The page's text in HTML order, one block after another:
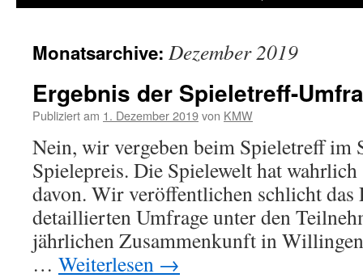
Monatsarchive: Dezember 2019
Ergebnis der Spieletreff-
Publiziert am 1. Dezember 2019von KMW
Nein, wir vergeben beim Spieletreff im
Spielepreis. Die Spielewelt hat
davon. Wir veröffentlichen schlicht das
detaillierten Umfrage unter den
jährlichen Zusammenkunft in
… Weiterlesen →